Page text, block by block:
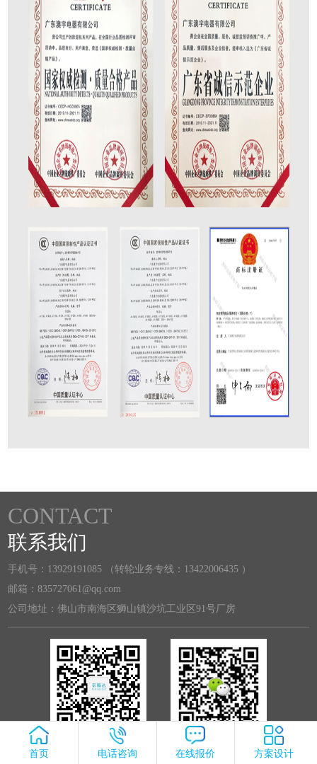
CONTACT
联系我们
手机号：13929191085 （转轮业务专线：13422006435 ）
邮箱：835727061@qq.com
公司地址：佛山市南海区狮山镇沙坑工业区91号厂房
关注微信公众号 关注微信客服
首页 电话咨询 在线报价 方案设计